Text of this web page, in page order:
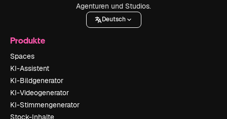
Agenturen und Studios.
Deutsch
Produkte
Spaces
KI-Assistent
KI-Bildgenerator
KI-Videogenerator
KI-Stimmengenerator
Stock-Inhalte